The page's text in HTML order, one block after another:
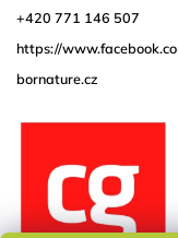
+420 771 146 507
https://
bornature.cz